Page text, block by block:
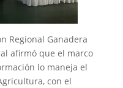
Regional Ganadera
afirmó que el marco
lo maneja el
con el